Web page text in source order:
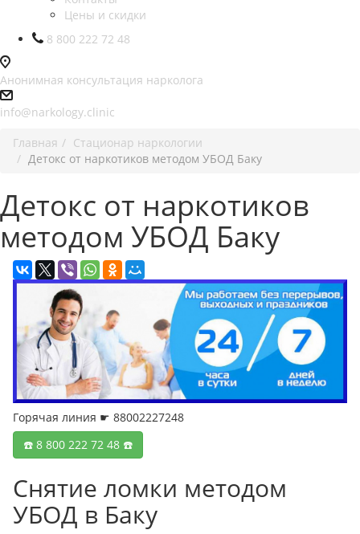
Цены и скидки
8 800 222 72 48
Анонимная консультация нарколога
info@narkology.clinic
Главная
Стационар наркологии
Детокс от наркотиков методом УБОД Баку
Детокс от наркотиков
методом УБОД Баку
Горячая линия ☛ 88002227248
☎️ 8 800 222 72 48 ☎️
Снятие ломки методом
УБОД в Баку